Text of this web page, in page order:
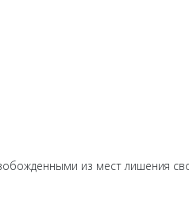
из мест лишения